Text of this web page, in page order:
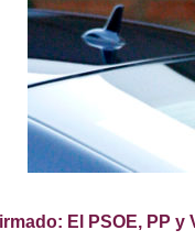
El PSOE, PP